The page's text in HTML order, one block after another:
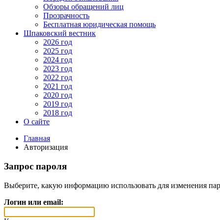
Обзоры обращений лиц
Прозрачность
Бесплатная юридическая помощь
Шпаковский вестник
2026 год
2025 год
2024 год
2023 год
2022 год
2021 год
2020 год
2019 год
2018 год
О сайте
Главная
Авторизация
Запрос пароля
Выберите, какую информацию использовать для изменения
Логин или email: